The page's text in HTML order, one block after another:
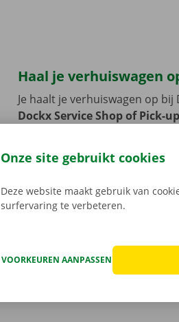
Haal je verhuiswagen
Je haalt je verhuiswagen op
Dockx Service Shop of Pick-
achter te laten tijdens de
Onze site gebruikt cookies
Deze website maakt gebruik van
surfervaring te verbeteren.
VOORKEUREN AANPASSEN